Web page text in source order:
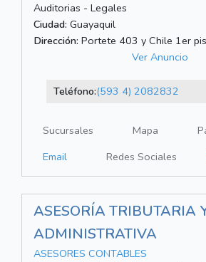
Auditorias - Legales
Ciudad: Guayaquil
Dirección: Portete 403 y Chile 1er
Ver Anuncio
Teléfono:(593 4) 2082832
Sucursales Mapa
Email
Redes Sociales
ASESORÍA TRIBUTARIA
ADMINISTRATIVA
ASESORES CONTABLES